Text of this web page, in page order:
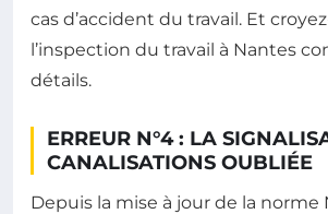
cas d’accident du travail. Et
l’inspection du travail à Nantes
détails.
ERREUR N°4 : LA
CANALISATIONS OUBLIÉE
Depuis la mise à jour de la norme